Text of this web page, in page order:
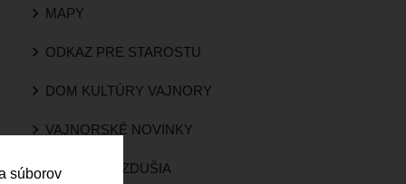
MAPY
ODKAZ PRE STAROSTU
DOM KULTÚRY VAJNORY
VAJNORSKÉ NOVINKY
KVALITA OVZDUŠIA
súborov